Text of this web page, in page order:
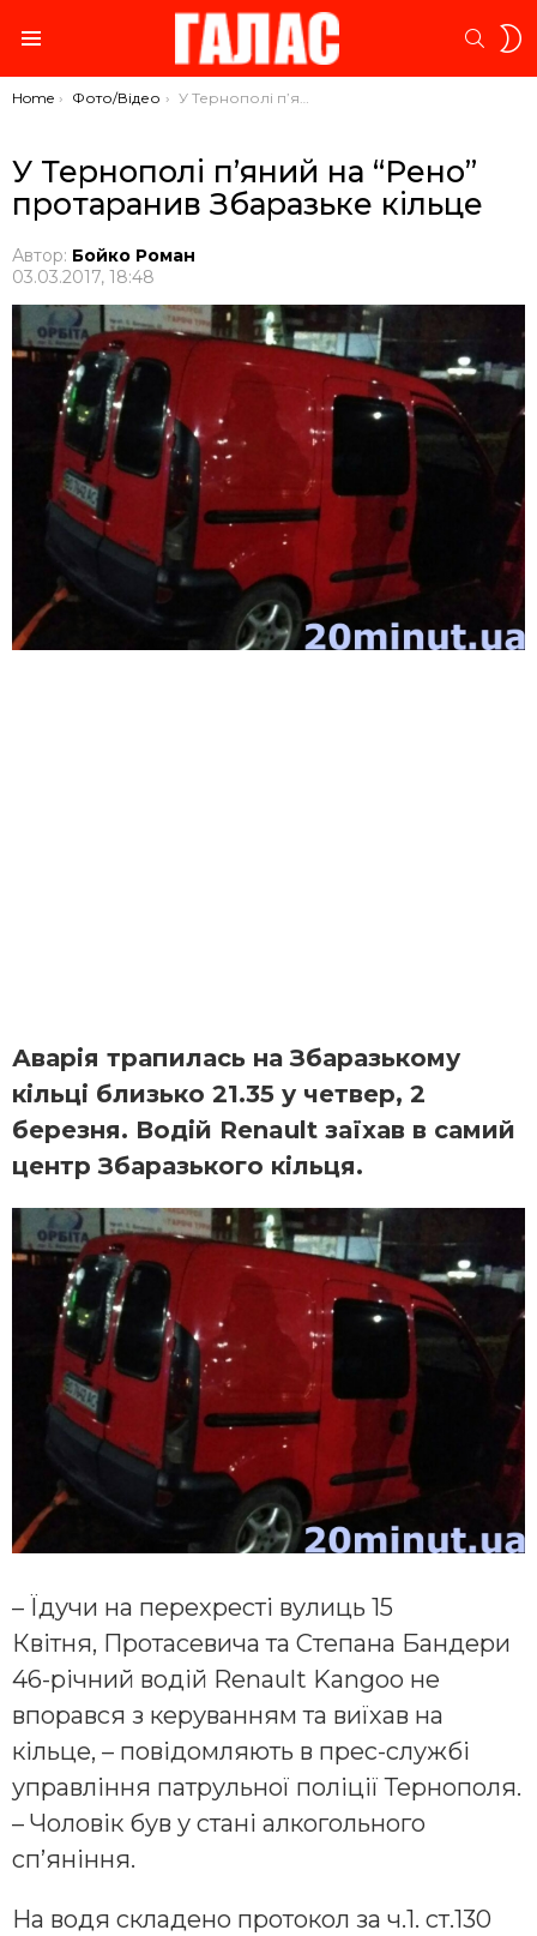
You are here:
Home Фото/Відео У Тернополі п’яний на “Рено” протаранив Збаразьке кільце
У Тернополі п’яний на “Рено”
протаранив Збаразьке кільце
Автор: Бойко Роман
03.03.2017, 18:48
Аварія трапилась на Збаразькому
кільці близько 21.35 у четвер, 2
березня. Водій Renault заїхав в самий
центр Збаразького кільця.
– Їдучи на перехресті вулиць 15
Квітня, Протасевича та Степана Бандери
46-річний водій Renault Kangoo не
впорався з керуванням та виїхав на
кільце, – повідомляють в прес-службі
управління патрульної поліції Тернополя.
– Чоловік був у стані алкогольного
спʼяніння.
На водя складено протокол за ч.1. ст.130